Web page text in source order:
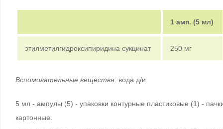
1 амп. (5 мл)
этилметилгидроксипиридина сукцинат 250 мг
Вспомогательные вещества: вода д/и.
5 мл - ампулы (5) - упаковки контурные пластиковые (1) -
картонные.